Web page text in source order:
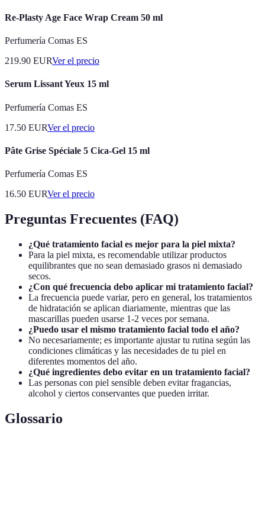
Re-Plasty Age Face Wrap Cream 50 ml
Perfumería Comas ES
219.90 EURVer el precio
Serum Lissant Yeux 15 ml
Perfumería Comas ES
17.50 EURVer el precio
Pâte Grise Spéciale 5 Cica-Gel 15 ml
Perfumería Comas ES
16.50 EURVer el precio
Preguntas Frecuentes (FAQ)
¿Qué tratamiento facial es mejor para la piel mixta?
Para la piel mixta, es recomendable utilizar productos
equilibrantes que no sean demasiado grasos ni demasiado
secos.
¿Con qué frecuencia debo aplicar mi tratamiento facial?
La frecuencia puede variar, pero en general, los tratamientos
de hidratación se aplican diariamente, mientras que las
mascarillas pueden usarse 1-2 veces por semana.
¿Puedo usar el mismo tratamiento facial todo el año?
No necesariamente; es importante ajustar tu rutina según las
condiciones climáticas y las necesidades de tu piel en
diferentes momentos del año.
¿Qué ingredientes debo evitar en un tratamiento facial?
Las personas con piel sensible deben evitar fragancias,
alcohol y ciertos conservantes que pueden irritar.
Glossario